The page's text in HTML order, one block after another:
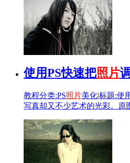
使用PS快速把照片
教程分类:PS照片美化|标题:使
写真却又不少艺术的光彩。原